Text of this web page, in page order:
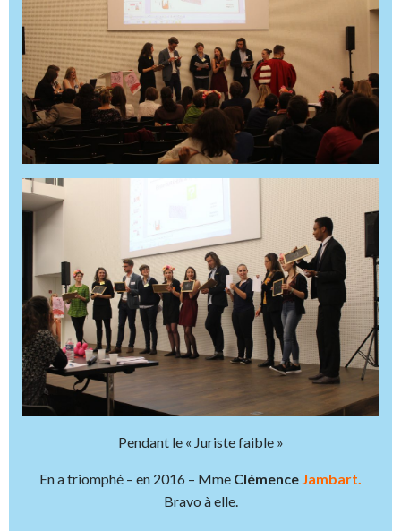
Pendant le « Juriste faible »
En a triomphé – en 2016 – Mme Clémence Jambart.
Bravo à elle.